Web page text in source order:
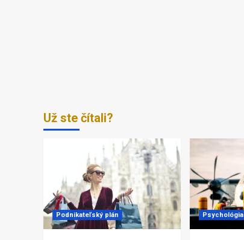
Už ste čítali?
Podnikateľský plán Psychológia